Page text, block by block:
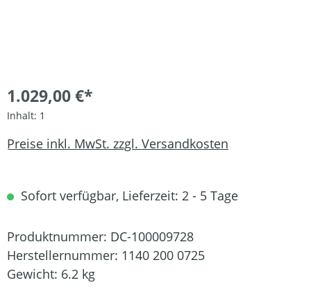
1.029,00 €*
Inhalt: 1
Preise inkl. MwSt. zzgl. Versandkosten
Sofort verfügbar, Lieferzeit: 2 - 5 Tage
Produktnummer: DC-100009728
Herstellernummer: 1140 200 0725
Gewicht: 6.2 kg